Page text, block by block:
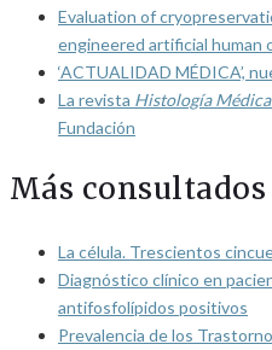
Evaluation of
engineered artificial human
‘ACTUALIDAD MÉDICA’,
La revista Histología Médica
Fundación
Más consultados
La célula. Trescientos
Diagnóstico clínico en
antifosfolípidos positivos
Prevalencia de los